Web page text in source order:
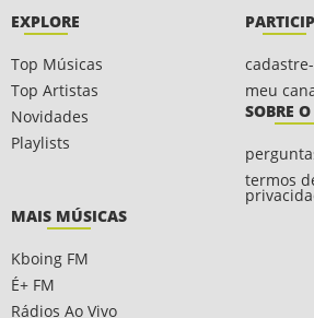
EXPLORE
Top Músicas
Top Artistas
Novidades
Playlists
meu
SOBRE
termos
MAIS MÚSICAS
Kboing FM
É+ FM
Rádios Ao Vivo